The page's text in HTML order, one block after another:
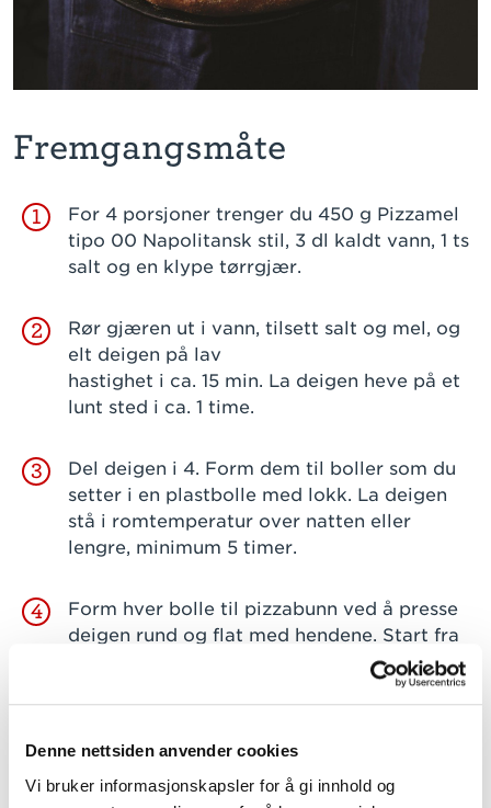
Denne nettsiden anvender cookies
Vi bruker informasjonskapsler for å gi innhold og
Fremgangsmåte
1
For 4 porsjoner trenger du 450 g Pizzamel
tipo 00 Napolitansk stil, 3 dl kaldt vann, 1 ts
salt og en klype tørrgjær.
2
Rør gjæren ut i vann, tilsett salt og mel, og
elt deigen på lav
hastighet i ca. 15 min. La deigen heve på et
lunt sted i ca. 1 time.
3
Del deigen i 4. Form dem til boller som du
setter i en plastbolle med lokk. La deigen
stå i romtemperatur over natten eller
lengre, minimum 5 timer.
4
Form hver bolle til pizzabunn ved å presse
deigen rund og flat med hendene. Start fra
midten og press deigen utover. Den skal
5
Fordel tomatsaus, ost og ønsket fyll på
deigen, med unntak av kanten.